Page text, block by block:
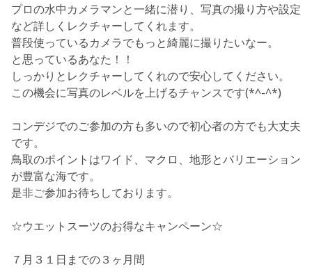
プロの水中カメラマンと一緒に潜り、写真の撮り方や設定
など詳しくレクチャーしてくれます。
普段使っているカメラでもっと綺麗に撮りたいなー。
と思っているあなた！！
しっかりとレクチャーしてくれので安心してください。
この機会に写真のレベルを上げるチャンスです(*^-^*)
コンデジでのご参加の方も多いので初心者の方でも大丈夫
です。
鳥取のポイントはワイド、マクロ、地形とバリエーション
が豊富な海です。
是非ご参加お待ちしております。
☆ウエットスーツのお得なキャンペーン☆
７月３１日までの３ヶ月間